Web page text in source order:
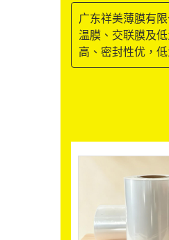
广东祥美薄膜有
温膜、交联膜及
高、密封性优，